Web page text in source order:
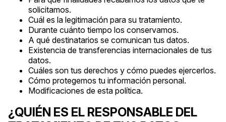
solicitamos.
Cuál es la legitimación para su tratamiento.
Durante cuánto tiempo los conservamos.
A qué destinatarios se comunican tus datos.
Existencia de transferencias internacionales de tus
datos.
Cuáles son tus derechos y cómo puedes ejercerlos.
Cómo protegemos tu información personal.
Modificaciones de esta política.
¿QUIÉN ES EL RESPONSABLE DEL